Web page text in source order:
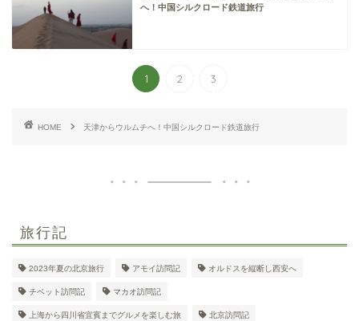
へ！中国シルクロード鉄道旅行
1 2 3
HOME 天津からウルムチへ！中国シルクロード鉄道旅行
旅行記
2023年夏の北京旅行 アモイ訪問記 オルドスを縦断し西安へ
チベット訪問記 マカオ訪問記
上海から四川省宜賓までグルメを楽しむ旅 北京訪問記